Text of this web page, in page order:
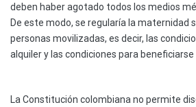
deben haber agotado todos los medios
De este modo, se regularía la maternidad
personas movilizadas, es decir, las
alquiler y las condiciones para beneficiarse
La Constitución colombiana no permite